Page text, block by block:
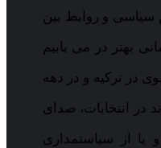
و روابط بین
بهتر در می یابیم
در ترکیه و در دهه
در انتخابات، صدای
یا از سیاستمداری